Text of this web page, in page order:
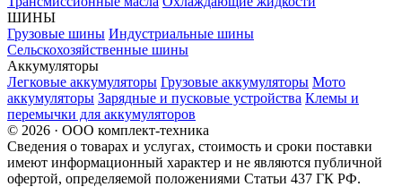
ШИНЫ
Грузовые шины Индустриальные шины
Сельскохозяйственные шины
Аккумуляторы
Легковые аккумуляторы Грузовые аккумуляторы Мото
аккумуляторы Зарядные и пусковые устройства Клемы и
перемычки для аккумуляторов
© 2026 · ООО комплект-техника
Сведения о товарах и услугах, стоимость и сроки поставки
имеют информационный характер и не являются публичной
офертой, определяемой положениями Статьи 437 ГК РФ.